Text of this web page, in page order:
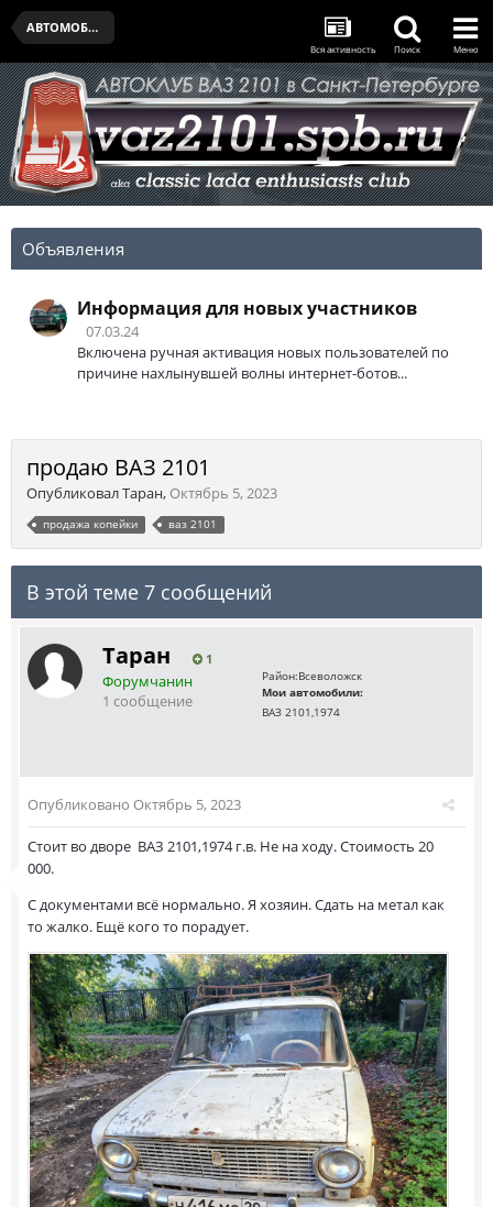
АВТОМОБИЛИ
Вся активность Поиск Меню
Объявления
Информация для новых участников
07.03.24
Включена ручная активация новых пользователей по
причине нахлынувшей волны интернет-ботов...
продаю ВАЗ 2101
ОпубликовалТаран, Октябрь 5, 2023
продажа копейки ваз 2101
В этой теме 7 сообщений
Таран 1
Форумчанин
1 сообщение
Район:Всеволожск
Мои автомобили:
ВАЗ 2101,1974
Опубликовано Октябрь 5, 2023
Стоит во дворе ВАЗ 2101,1974 г.в. Не на ходу. Стоимость 20
000.
С документами всё нормально. Я хозяин. Сдать на метал как
то жалко. Ещё кого то порадует.